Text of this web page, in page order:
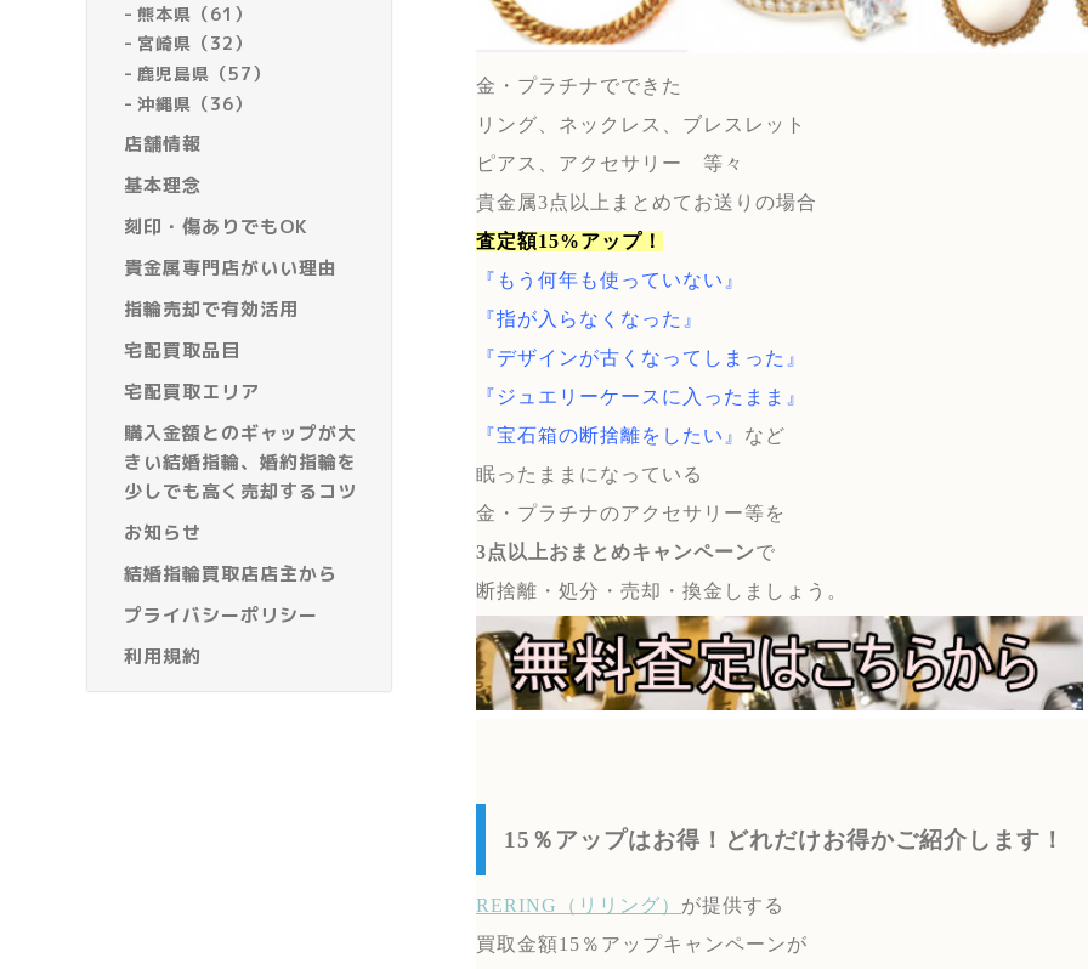
熊本県（61）
宮崎県（32）
鹿児島県（57）
沖縄県（36）
店舗情報
基本理念
刻印・傷ありでもOK
貴金属専門店がいい理由
指輪売却で有効活用
宅配買取品目
宅配買取エリア
購入金額とのギャップが大
きい結婚指輪、婚約指輪を
少しでも高く売却するコツ
お知らせ
結婚指輪買取店店主から
プライバシーポリシー
利用規約
金・プラチナでできた
リング、ネックレス、ブレスレット
ピアス、アクセサリー 等々
貴金属3点以上まとめてお送りの場合
査定額15%アップ！
『もう何年も使っていない』
『指が入らなくなった』
『デザインが古くなってしまった』
『ジュエリーケースに入ったまま』
『宝石箱の断捨離をしたい』 など
眠ったままになっている
金・プラチナのアクセサリー等を
3点以上おまとめキャンペーンで
断捨離・処分・売却・換金しましょう。
15％アップはお得！どれだけお得かご紹介します！
RERING（リリング） が提供する
買取金額15％アップキャンペーンが